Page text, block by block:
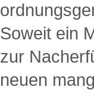
Soweit ein
zur
neuen